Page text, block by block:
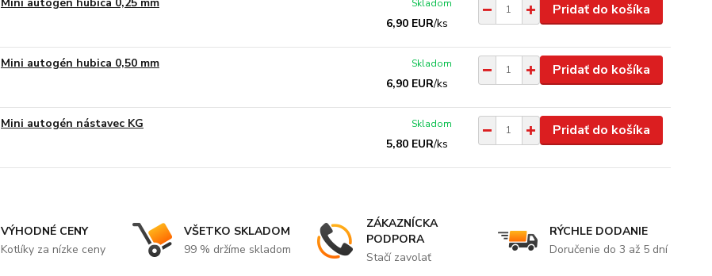
6,90 EUR/ks
Skladom Pridať do košíka
Mini autogén hubica 0,50 mm
6,90 EUR/ks
Skladom Pridať do košíka
Mini autogén nástavec KG
5,80 EUR/ks
Skladom Pridať do košíka
VÝHODNÉ CENY
Kotlíky za nízke ceny
VŠETKO SKLADOM
99 % držíme skladom
ZÁKAZNÍCKA
PODPORA
Stačí zavolať
RÝCHLE DODANIE
Doručenie do 3 až 5 dní